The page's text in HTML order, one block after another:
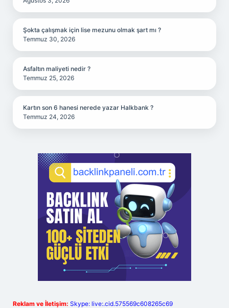
Şokta çalışmak için lise mezunu olmak şart mı ?
Temmuz 30, 2026
Asfaltın maliyeti nedir ?
Temmuz 25, 2026
Kartın son 6 hanesi nerede yazar Halkbank ?
Temmuz 24, 2026
Reklam ve İletişim: Skype: live:.cid.575569c608265c69